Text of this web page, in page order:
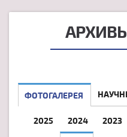
ФОТОГАЛЕРЕЯ
2025 2024 2023